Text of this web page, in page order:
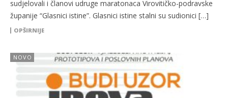
sudjelovali i članovi udruge maratonaca Virovitičko-podravske
županije “Glasnici istine”. Glasnici istine stalni su sudionici […]
OPŠIRNIJE
NOVO